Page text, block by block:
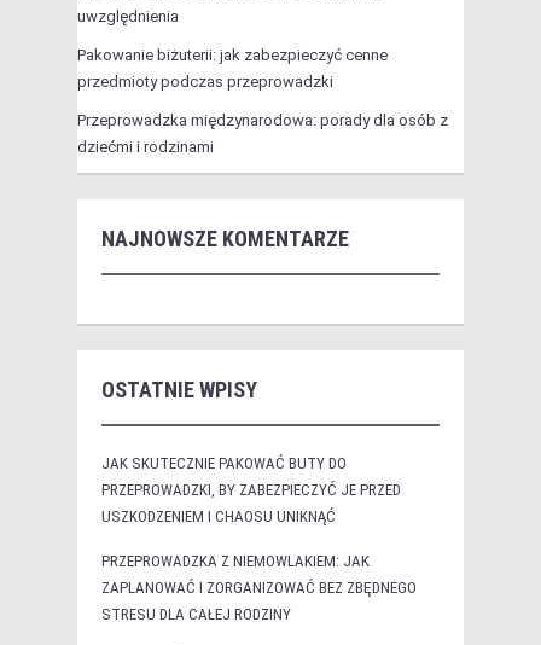
uwzględnienia
Pakowanie biżuterii: jak zabezpieczyć cenne
przedmioty podczas przeprowadzki
Przeprowadzka międzynarodowa: porady dla osób z
dziećmi i rodzinami
NAJNOWSZE KOMENTARZE
OSTATNIE WPISY
JAK SKUTECZNIE PAKOWAĆ BUTY DO
PRZEPROWADZKI, BY ZABEZPIECZYĆ JE PRZED
USZKODZENIEM I CHAOSU UNIKNĄĆ
PRZEPROWADZKA Z NIEMOWLAKIEM: JAK
ZAPLANOWAĆ I ZORGANIZOWAĆ BEZ ZBĘDNEGO
STRESU DLA CAŁEJ RODZINY